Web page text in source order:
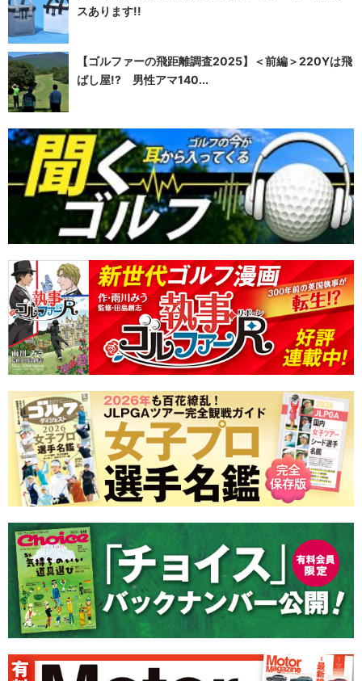
スあります!!
【ゴルファーの飛距離調査2025】＜前編＞220Yは飛
ばし屋!? 男性アマ140...